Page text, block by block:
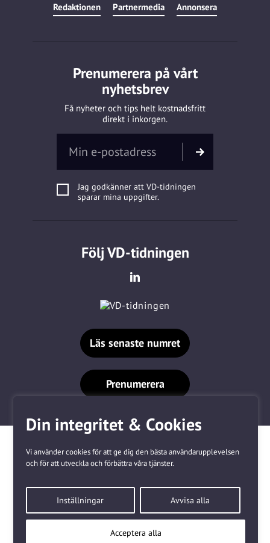
Din integritet & Cookies
Vi använder cookies för att ge dig den bästa användarupplevelsen
och för att utveckla och förbättra våra tjänster.
Inställningar Avvisa alla
Acceptera alla
Redaktionen Partnermedia Annonsera
Prenumerera på vårt
nyhetsbrev
Få nyheter och tips helt kostnadsfritt
direkt i inkorgen.
Jag godkänner att VD-tidningen
sparar mina uppgifter.
Följ VD-tidningen
Läs senaste numret
Prenumerera
Kundtjänst